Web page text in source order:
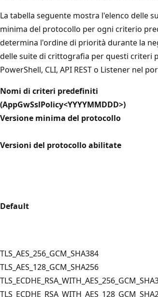
La tabella seguente mostra l'elenco delle
minima del protocollo per ogni criterio
determina l'ordine di priorità durante la
delle suite di crittografia per questi criteri
PowerShell, CLI, API REST o Listener nel
Nomi di criteri predefiniti
(AppGwSslPolicy<YYYYMMDDD>)
Versione minima del protocollo
Versioni del protocollo abilitate
Default
TLS_AES_256_GCM_SHA384
TLS_AES_128_GCM_SHA256